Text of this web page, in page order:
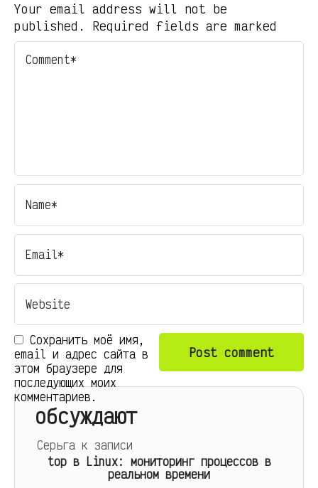
Your email address will not be
published. Required fields are marked
Сохранить моё имя,
email и адрес сайта в
этом браузере для
последующих моих
комментариев.
обсуждают
Серьгак записи
top в Linux: мониторинг процессов в
реальном времени